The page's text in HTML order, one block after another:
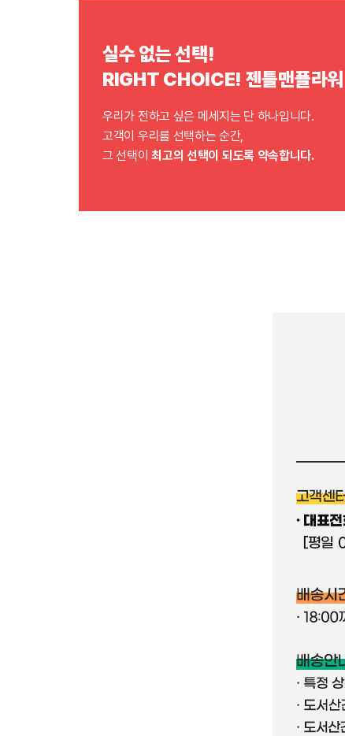
실수 없는 선택!
RIGHT CHOICE! 젠틀맨플라워
우리가 전하고 싶은 메세지는 단 하나입니다.
고객이 우리를 선택하는 순간,
그 선택이최고의 선택이 되도록 약속합니다.